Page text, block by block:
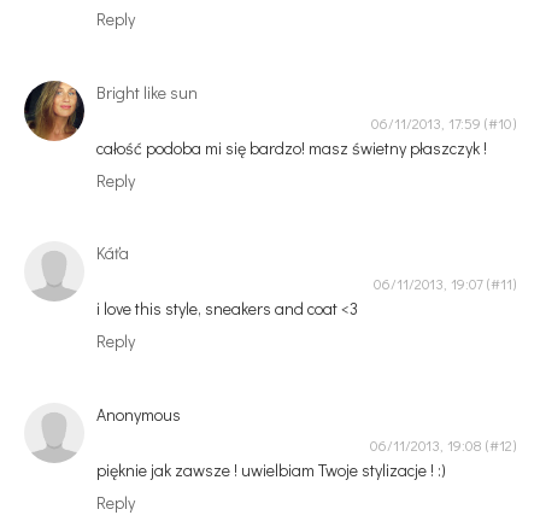
Reply
Bright like sun
06/11/2013, 17:59
całość podoba mi się bardzo! masz świetny płaszczyk !
Reply
Káťa
06/11/2013, 19:07
i love this style, sneakers and coat <3
Reply
Anonymous
06/11/2013, 19:08
pięknie jak zawsze ! uwielbiam Twoje stylizacje ! :)
Reply